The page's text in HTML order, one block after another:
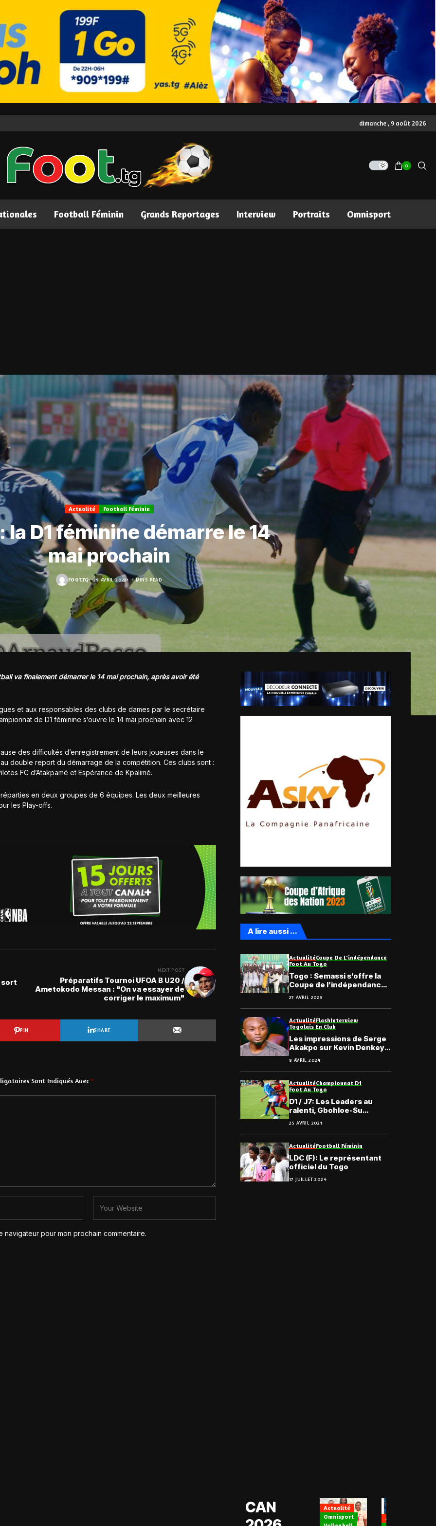
dimanche , 9 août 2026
0
Football Féminin Grands Reportages Interview Portraits Omnisport
Actualité Football Féminin
la D1 féminine démarre le 14
mai prochain
FOOT.TG 29 AVRIL 2022 1 MINS READ
va finalement démarrer le 14 mai prochain, après avoir été
et aux responsables des clubs de dames par le secrétaire
de D1 féminine s’ouvre le 14 mai prochain avec 12
des difficultés d’enregistrement de leurs joueuses dans le
double report du démarrage de la compétition. Ces clubs sont :
FC d’Atakpamé et Espérance de Kpalimé.
en deux groupes de 6 équipes. Les deux meilleures
les Play-offs.
sort
NEXT POST
Préparatifs Tournoi UFOA B U20 /
Ametokodo Messan : "On va essayer de
corriger le maximum"
PIN SHARE
Sont Indiqués Avec *
navigateur pour mon prochain commentaire.
A lire aussi ...
ActualitéCoupe De L'indépendance
Foot Au Togo
Togo : Semassi s’offre la
Coupe de l’indépendance
2025
27 AVRIL 2025
ActualitéFlashInterview
Togolais En Club
Les impressions de Serge
Akakpo sur Kevin Denkey,
actuel 2ème meilleur
buteur d’Europe
8 AVRIL 2024
ActualitéChampionnat D1
Foot Au Togo
D1 / J7: Les Leaders au
ralenti, Gbohloe-Su
convalescent; les
résultats
25 AVRIL 2021
ActualitéFootball Féminin
LDC (F): Le représentant
officiel du Togo
17 JUILLET 2024
CAN
Actualité
Omnisport
Actualité